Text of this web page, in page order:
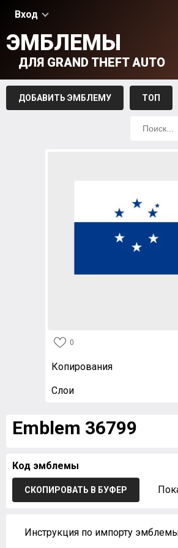
Вход
ЭМБЛЕМЫ
ДЛЯ GRAND THEFT AUTO
ДОБАВИТЬ ЭМБЛЕМУ ТОП
0
Копирования
Слои
Emblem 36799
Код эмблемы
СКОПИРОВАТЬ В БУФЕР
Инструкция по импорту